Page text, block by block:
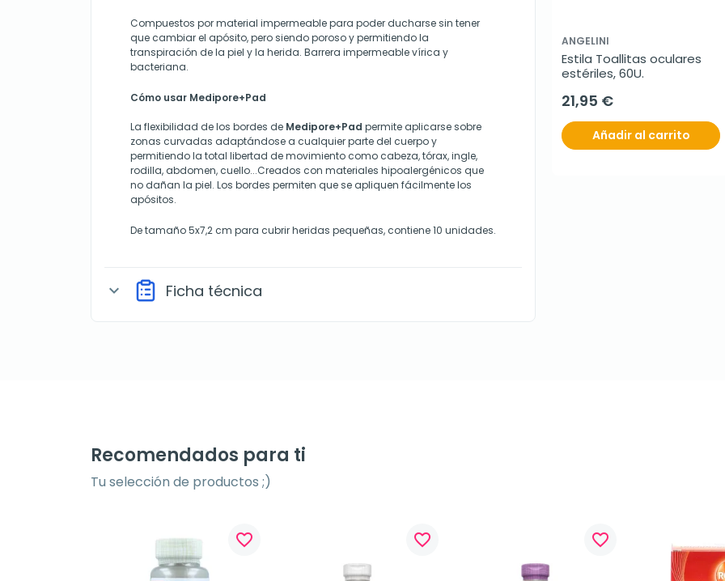
Compuestos por material impermeable para poder ducharse sin tener
que cambiar el apósito, pero siendo poroso y permitiendo la
transpiración de la piel y la herida. Barrera impermeable vírica y
bacteriana.
Cómo usar Medipore+Pad
La flexibilidad de los bordes de Medipore+Pad permite aplicarse sobre
zonas curvadas adaptándose a cualquier parte del cuerpo y
permitiendo la total libertad de movimiento como cabeza, tórax, ingle,
rodilla, abdomen, cuello...Creados con materiales hipoalergénicos que
no dañan la piel. Los bordes permiten que se apliquen fácilmente los
apósitos.
De tamaño 5x7,2 cm para cubrir heridas pequeñas, contiene 10 unidades.
expand_more Ficha técnica
ANGELINI
Estila Toallitas oculares
estériles, 60U.
21,95 €
Añadir al carrito
Recomendados para ti
Tu selección de productos ;)
favorite_border favorite_border favorite_border